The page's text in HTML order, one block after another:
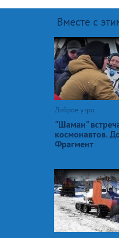
Вместе с
Доброе утро
"Шаман"
космонавтов.
Фрагмент